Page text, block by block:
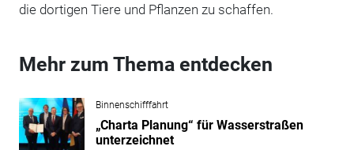
die dortigen Tiere und Pflanzen zu schaffen.
Mehr zum Thema entdecken
Binnenschifffahrt
„Charta Planung“ für Wasserstraßen
unterzeichnet